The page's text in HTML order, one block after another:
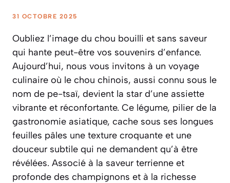
31 OCTOBRE 2025
Oubliez l’image du chou bouilli et sans saveur
qui hante peut-être vos souvenirs d’enfance.
Aujourd’hui, nous vous invitons à un voyage
culinaire où le chou chinois, aussi connu sous le
nom de pe-tsaï, devient la star d’une assiette
vibrante et réconfortante. Ce légume, pilier de la
gastronomie asiatique, cache sous ses longues
feuilles pâles une texture croquante et une
douceur subtile qui ne demandent qu’à être
révélées. Associé à la saveur terrienne et
profonde des champignons et à la richesse